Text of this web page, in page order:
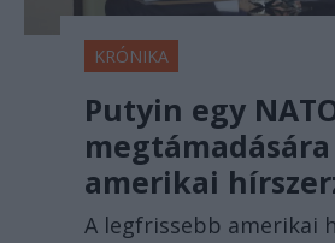
KRÓNIKA
Putyin egy
amerikai
A legfrissebb amerikai